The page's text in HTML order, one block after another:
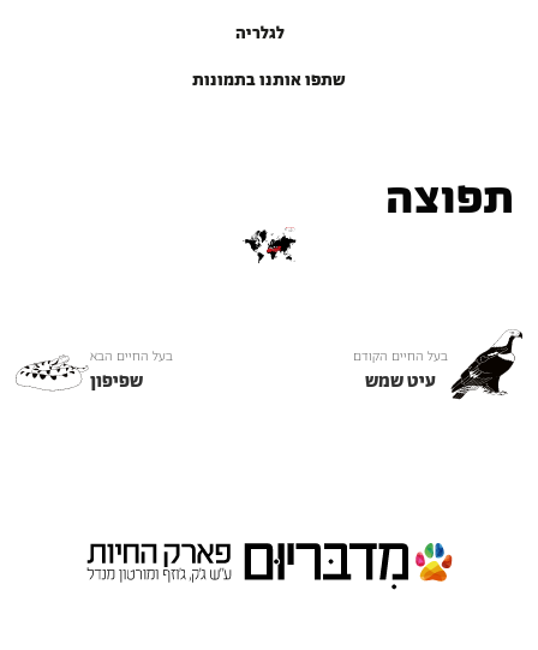
לגלריה
שתפו אותנו בתמונות
תפוצה
בעל החיים הקודם
עיט שמש
בעל החיים הבא
שפיפון